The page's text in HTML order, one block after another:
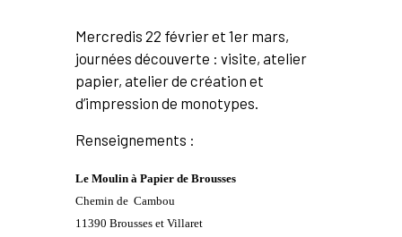
Mercredis 22 février et 1er mars,
journées découverte : visite, atelier
papier, atelier de création et
d’impression de monotypes.
Renseignements :
Le Moulin à Papier de Brousses
Chemin de Cambou
11390 Brousses et Villaret